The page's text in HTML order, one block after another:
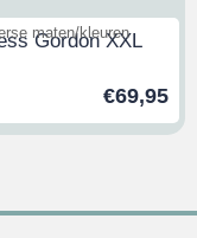
Gordon XXL
maten/kleuren
€69,95